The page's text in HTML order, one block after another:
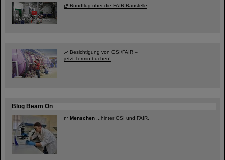
Rundflug über die FAIR-Baustelle
Besichtigung von GSI/FAIR –
jetzt Termin buchen!
Blog Beam On
Menschen ...hinter GSI und FAIR.